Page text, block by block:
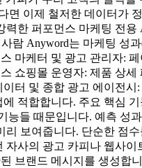
면 이제 철저한 데이터가
력한 퍼포먼스 마케팅 전
람 Anyword는 마케팅 성
마케터 및 광고 관리자:
쇼핑몰 운영자: 제품 상
터 및 종합 광고 에이전
적합합니다. 주요 핵심
들 때문입니다. 예측 성
리 보여줍니다. 단순한 점
자사의 광고 카피나 웹사
브랜드 메시지를 생성합